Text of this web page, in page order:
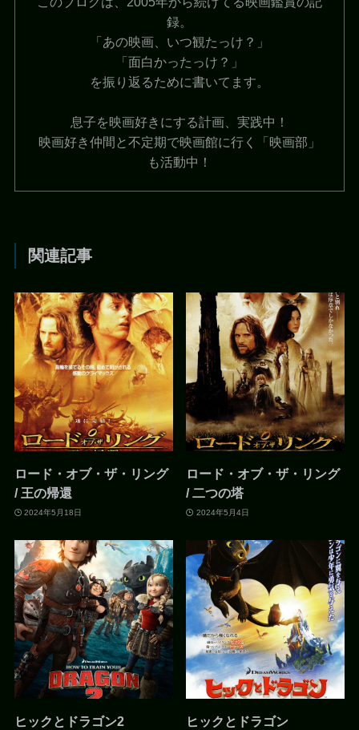
録。
「あの映画、いつ観たっけ？」
「面白かったっけ？」
を振り返るために書いてます。
息子を映画好きにする計画、実践中！
映画好き仲間と不定期で映画館に行く「映画部」
も活動中！
関連記事
ロード・オブ・ザ・リング
/ 王の帰還
2024年5月18日
ロード・オブ・ザ・リング
/ 二つの塔
2024年5月4日
ヒックとドラゴン2 ヒックとドラゴン